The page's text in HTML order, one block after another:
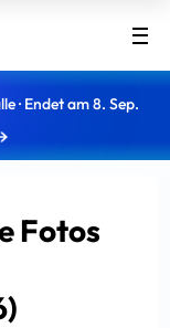
· Endet am 8. Sep.
Fotos